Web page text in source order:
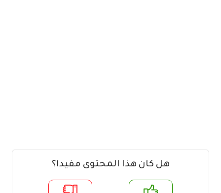
هل كان هذا المحتوى مفيدا؟